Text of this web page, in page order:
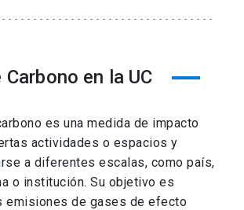
en la UC
es una medida de impacto
actividades o espacios y
a diferentes escalas, como país,
o institución. Su objetivo es
emisiones de gases de efecto